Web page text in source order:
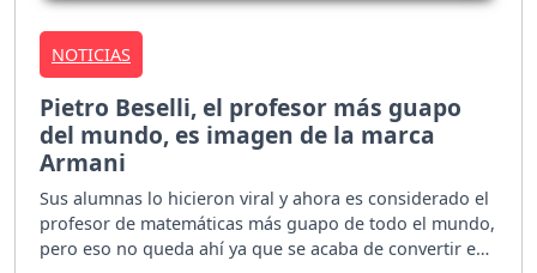
NOTICIAS
Pietro Beselli, el profesor más guapo
del mundo, es imagen de la marca
Armani
Sus alumnas lo hicieron viral y ahora es considerado el
profesor de matemáticas más guapo de todo el mundo,
pero eso no queda ahí ya que se acaba de convertir en